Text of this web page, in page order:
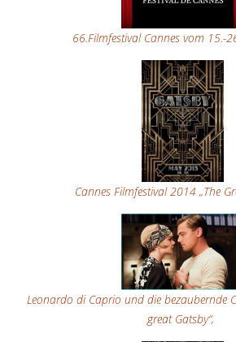
66.Filmfestival Cannes vom 15.-
Cannes Filmfestival 2014 „The
Leonardo di Caprio und die bezaubernde
great Gatsby“,